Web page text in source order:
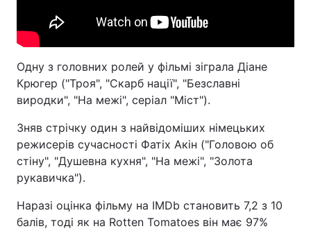
Одну з головних ролей у фільмі зіграла Діане
Крюгер ("Троя", "Скарб нації", "Безславні
виродки", "На межі", серіал "Міст").
Зняв стрічку один з найвідоміших німецьких
режисерів сучасності Фатіх Акін ("Головою об
стіну", "Душевна кухня", "На межі", "Золота
рукавичка").
Наразі оцінка фільму на IMDb становить 7,2 з 10
балів, тоді як на Rotten Tomatoes він має 97%